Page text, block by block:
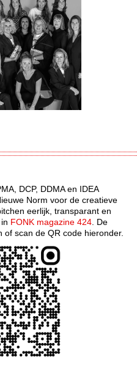
DCP, DDMA en IDEA
Norm voor de creatieve
eerlijk, transparant en
FONK magazine 424 . De
scan de QR code hieronder.